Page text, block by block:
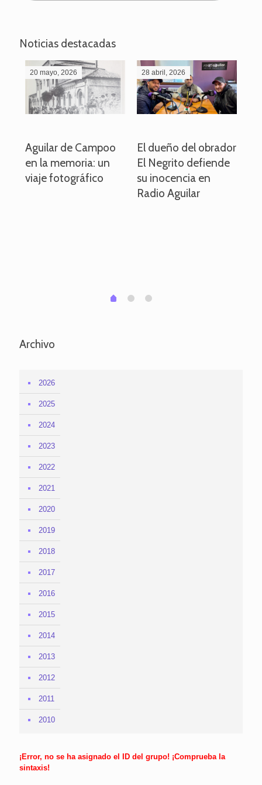
Noticias destacadas
20 mayo, 2026
Aguilar de Campoo
en la memoria: un
viaje fotográfico
28 abril, 2026
El dueño del obrador
El Negrito defiende
su inocencia en
Radio Aguilar
0 1 2
Archivo
2026
2025
2024
2023
2022
2021
2020
2019
2018
2017
2016
2015
2014
2013
2012
2011
2010
¡Error, no se ha asignado el ID del grupo! ¡Comprueba la
sintaxis!